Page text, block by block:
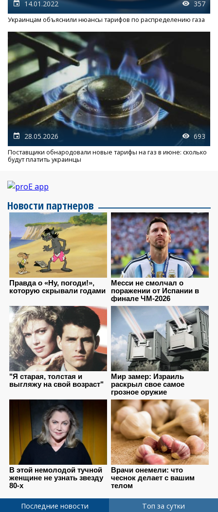
14.01.2022 357
Украинцам объяснили нюансы тарифов по распределению газа
28.05.2026 693
Поставщики обнародовали новые тарифы на газ в июне: сколько
будут платить украинцы
Новости партнеров
Последние новости Топ за сутки